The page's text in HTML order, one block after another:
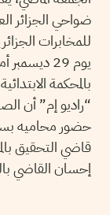
ضواحي الجزائر
للمخابرات
يوم 29
بالمحكمة
“راديو إم” أن
حضور محاميه
قاضي التحقيق
إحسان القاضي